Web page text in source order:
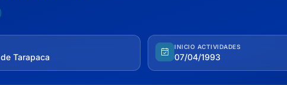
Tarapaca
INICIO ACTIVIDADES
07/04/1993